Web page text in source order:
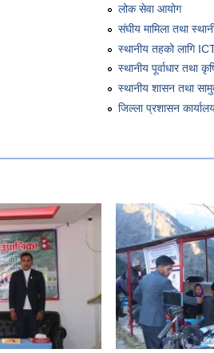
लोक सेवा आयोग
संघीय मामिला तथा
स्थानीय तहको लागि
स्थानीय पूर्वाधार तथा
स्थानीय शासन तथा
जिल्ला प्रशासन